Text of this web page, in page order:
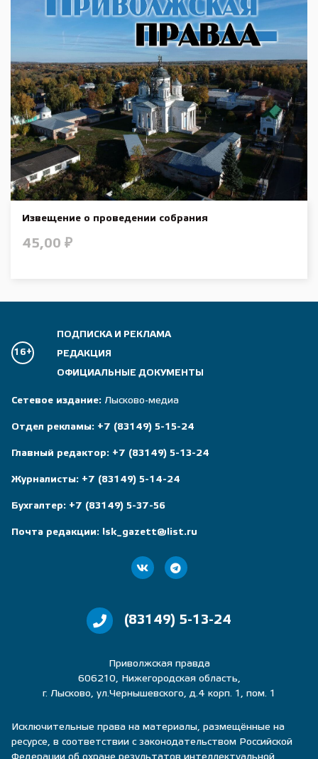
Извещение о проведении собрания
45,00 ₽
16+
ПОДПИСКА И РЕКЛАМА
РЕДАКЦИЯ
ОФИЦИАЛЬНЫЕ ДОКУМЕНТЫ
Сетевое издание: Лысково-медиа
Отдел рекламы: +7 (83149) 5-15-24
Главный редактор: +7 (83149) 5-13-24
Журналисты: +7 (83149) 5-14-24
Бухгалтер: +7 (83149) 5-37-56
Почта редакции: lsk_gazett@list.ru
(83149) 5-13-24
Приволжская правда
606210, Нижегородская область,
г. Лысково, ул.Чернышевского, д.4 корп. 1, пом. 1
Исключительные права на материалы, размещённые на
ресурсе, в соответствии с законодательством Российской